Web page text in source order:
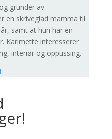
gründer av
en skriveglad mamma til
samt at hun har en
Karimette interesserer
interiør og oppussing.